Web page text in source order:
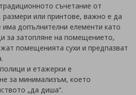
съчетание от
размери или принтове, важно е да
допълнителни елементи като
за затопляне на помещението,
помещенията сухи и предпазват
и етажерки е
за минимализъм, което
„да диша“.